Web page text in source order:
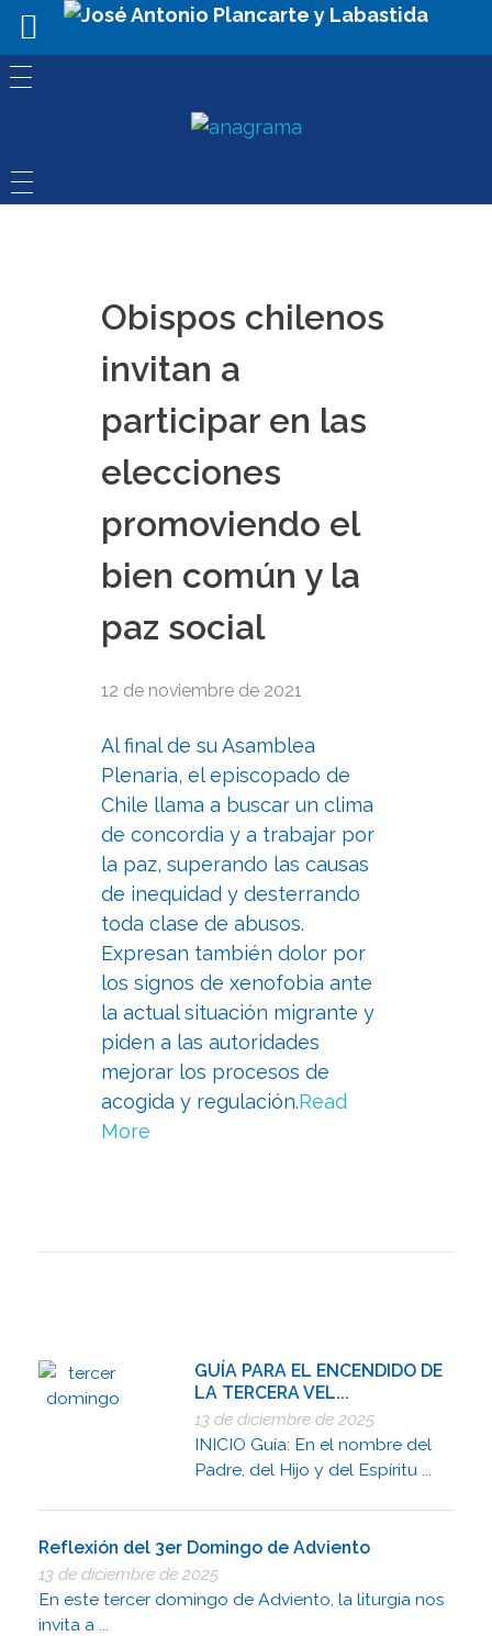
Obispos chilenos
invitan a
participar en las
elecciones
promoviendo el
bien común y la
paz social
12 de noviembre de 2021
Al final de su Asamblea
Plenaria, el episcopado de
Chile llama a buscar un clima
de concordia y a trabajar por
la paz, superando las causas
de inequidad y desterrando
toda clase de abusos.
Expresan también dolor por
los signos de xenofobia ante
la actual situación migrante y
piden a las autoridades
mejorar los procesos de
acogida y regulación.Read
More
GUÍA PARA EL ENCENDIDO DE
LA TERCERA VEL...
13 de diciembre de 2025
INICIO Guía: En el nombre del
Padre, del Hijo y del Espíritu ...
Reflexión del 3er Domingo de Adviento
13 de diciembre de 2025
En este tercer domingo de Adviento, la liturgia nos
invita a ...